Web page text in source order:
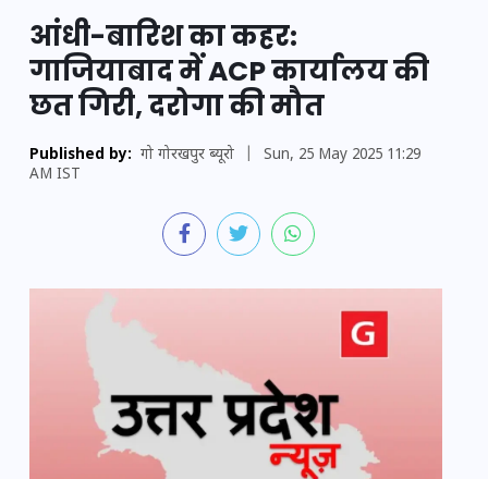
आंधी-बारिश का कहर:
गाजियाबाद में ACP कार्यालय की
छत गिरी, दरोगा की मौत
Published by: गो गोरखपुर ब्यूरो
Sun, 25 May 2025 11:29
AM IST